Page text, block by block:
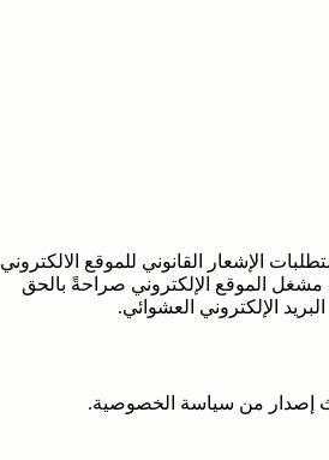
الإشعار القانوني للموقع الالكتروني
الموقع الإلكتروني صراحةً بالحق
الإلكتروني العشوائي.
إصدار من سياسة الخصوصية.